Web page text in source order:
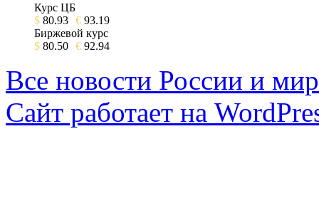
Курс ЦБ
$ 80.93 € 93.19
Биржевой курс
$ 80.50 € 92.94
Все новости России и
Сайт работает на